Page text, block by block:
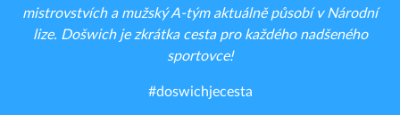
mistrovstvích a mužský A-tým aktuálně působí v Národní
lize. Došwich je zkrátka cesta pro každého nadšeného
sportovce!
#doswichjecesta